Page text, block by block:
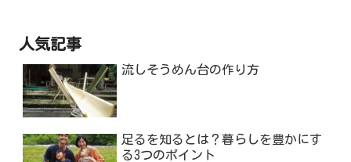
人気記事
流しそうめん台の作り方
足るを知るとは？暮らしを豊かにす
る3つのポイント